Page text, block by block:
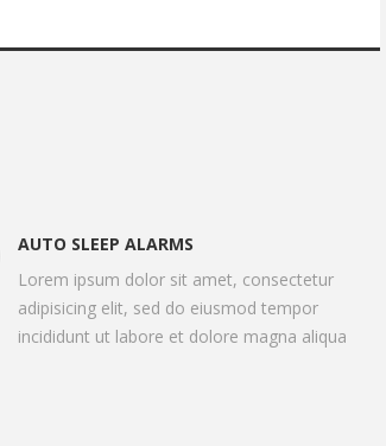
AUTO SLEEP ALARMS
Lorem ipsum dolor sit amet, consectetur
adipisicing elit, sed do eiusmod tempor
incididunt ut labore et dolore magna aliqua